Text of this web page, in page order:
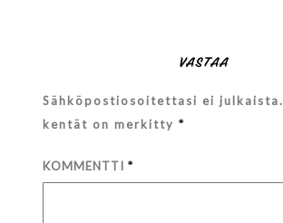
VASTAA
Sähköpostiosoitettasi ei julkaista.
kentät on merkitty*
KOMMENTTI*